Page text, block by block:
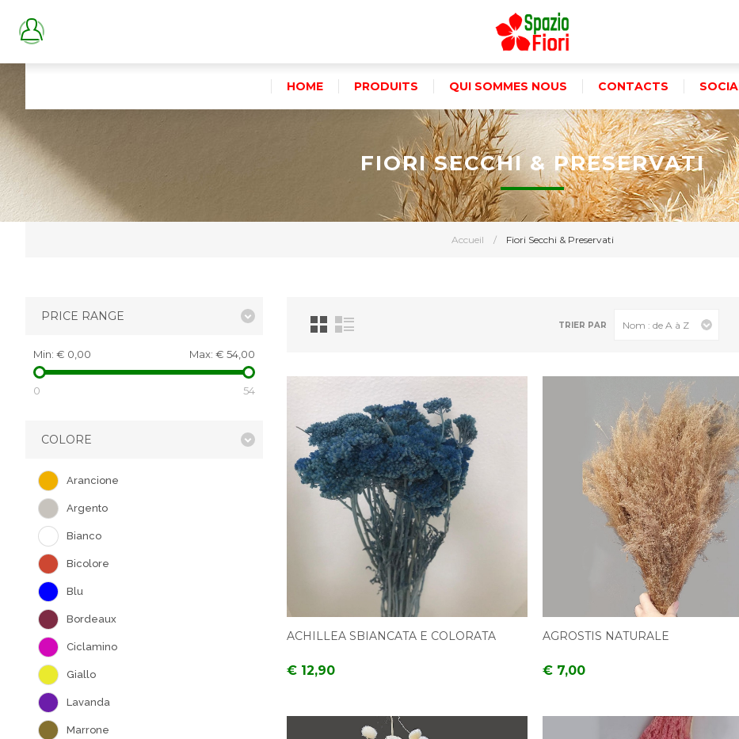
HOME PRODUITS QUI SOMMES NOUS CONTACTS
Accueil / Fiori Secchi & Preservati
FIORI SECCHI & PRESERVATI
TRIER PAR
ACHILLEA SBIANCATA E COLORATA
€ 12,90
AGROSTIS NATURALE
€ 7,00
PRICE RANGE
Min: € 0,00 Max: € 54,00
0 54
COLORE
Arancione
Argento
Bianco
Bicolore
Blu
Bordeaux
Ciclamino
Giallo
Lavanda
Marrone